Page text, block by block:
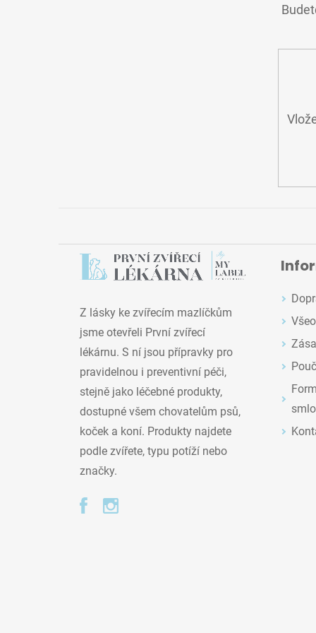
Z lásky ke zvířecím mazlíčkům
jsme otevřeli První zvířecí
lékárnu. S ní jsou přípravky pro
pravidelnou i preventivní péči,
stejně jako léčebné produkty,
dostupné všem chovatelům psů,
koček a koní. Produkty najdete
podle zvířete, typu potíží nebo
značky.